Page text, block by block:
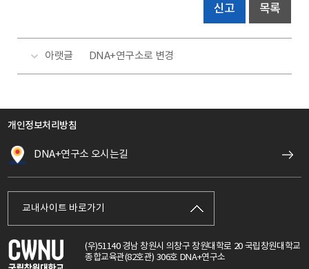
신고 목록
아랫글 DNA+연구소로 변경
개인정보처리방침
DNA+연구소 오시는길
교내사이트 바로가기
(우)51140 경남 창원시 의창구 창원대학로 20 국립창원대학교
종합교육관(82호관) 306호 DNA+연구소